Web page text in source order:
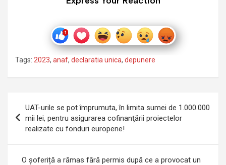
Tags: 2023, anaf, declaratia unica, depunere
în
articole
UAT-urile se pot împrumuta, în limita sumei de 1.000.000
mii lei, pentru asigurarea cofinanţării proiectelor
realizate cu fonduri europene!
O șoferiță a rămas fără permis după ce a provocat un